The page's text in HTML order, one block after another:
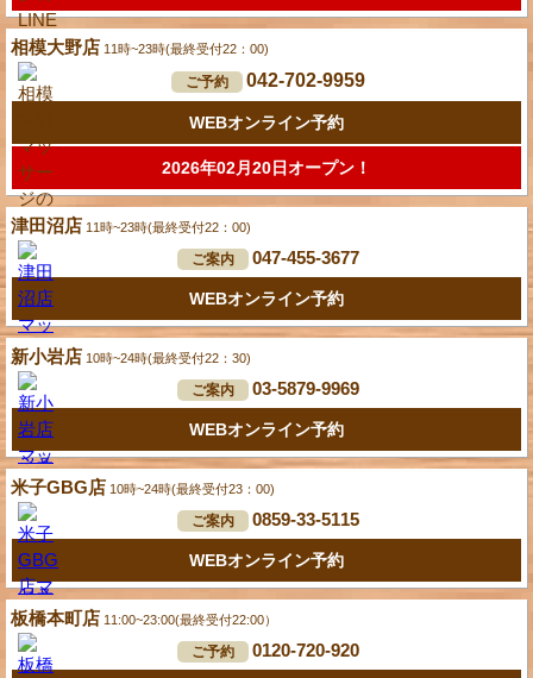
相模大野店 11時~23時(最終受付22：00)
ご予約 042-702-9959
WEBオンライン予約
2026年02月20日オープン！
津田沼店 11時~23時(最終受付22：00)
ご案内 047-455-3677
WEBオンライン予約
新小岩店 10時~24時(最終受付22：30)
ご案内 03-5879-9969
WEBオンライン予約
米子GBG店 10時~24時(最終受付23：00)
ご案内 0859-33-5115
WEBオンライン予約
板橋本町店 11:00~23:00(最終受付22:00）
ご予約 0120-720-920